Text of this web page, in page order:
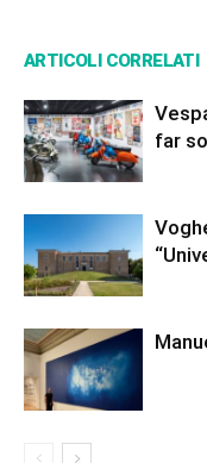
ARTICOLI CORRELATI
far